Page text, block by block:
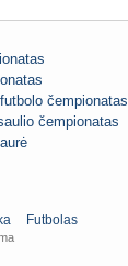
čempionatas
čempionatas
Futbolas